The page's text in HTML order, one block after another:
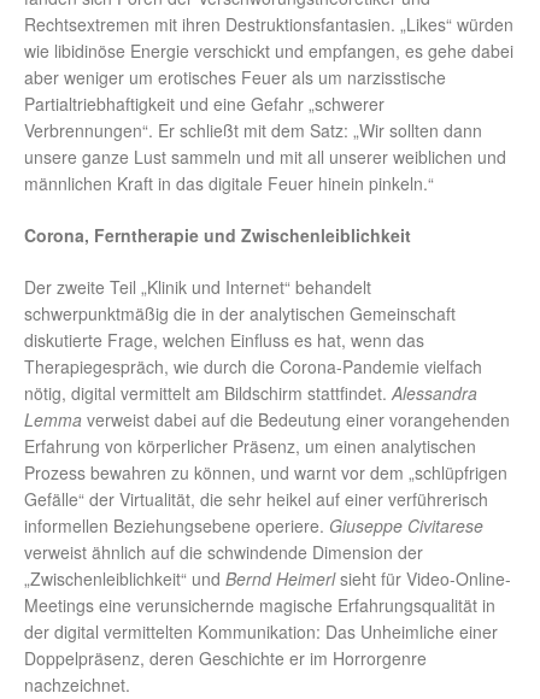
Rechtsextremen mit ihren Destruktionsfantasien. „Likes“ würden
wie libidinöse Energie verschickt und empfangen, es gehe dabei
aber weniger um erotisches Feuer als um narzisstische
Partialtriebhaftigkeit und eine Gefahr „schwerer
Verbrennungen“. Er schließt mit dem Satz: „Wir sollten dann
unsere ganze Lust sammeln und mit all unserer weiblichen und
männlichen Kraft in das digitale Feuer hinein pinkeln.“
Corona, Ferntherapie und Zwischenleiblichkeit
Der zweite Teil „Klinik und Internet“ behandelt
schwerpunktmäßig die in der analytischen Gemeinschaft
diskutierte Frage, welchen Einfluss es hat, wenn das
Therapiegespräch, wie durch die Corona-Pandemie vielfach
nötig, digital vermittelt am Bildschirm stattfindet.Alessandra
Lemma verweist dabei auf die Bedeutung einer vorangehenden
Erfahrung von körperlicher Präsenz, um einen analytischen
Prozess bewahren zu können, und warnt vor dem „schlüpfrigen
Gefälle“ der Virtualität, die sehr heikel auf einer verführerisch
informellen Beziehungsebene operiere. Giuseppe Civitarese
verweist ähnlich auf die schwindende Dimension der
„Zwischenleiblichkeit“ und Bernd Heimerlsieht für Video-Online-
Meetings eine verunsichernde magische Erfahrungsqualität in
der digital vermittelten Kommunikation: Das Unheimliche einer
Doppelpräsenz, deren Geschichte er im Horrorgenre
nachzeichnet.